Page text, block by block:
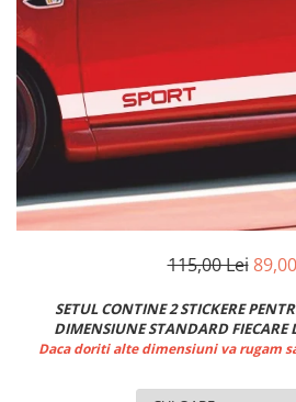
MERCEDES
OPEL
PEUGEOT
RENAULT
SEAT
SKODA
VOLKSWAGEN
VOLVO
TOP VANZARI
STICKERE PARBRIZ
STICKERE STALPI SI GEAM MIC
115,00 Lei
SETUL CONTINE 2 STICKERE
DIMENSIUNE STANDARD FIECARE
Daca doriti alte dimensiuni va rugam